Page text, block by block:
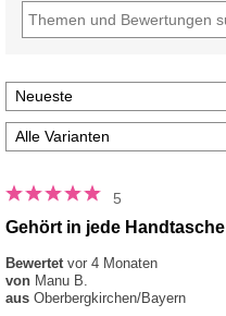
5
Gehört in jede Handtasche
Bewertet vor 4 Monaten
von Manu B.
aus Oberbergkirchen/Bayern